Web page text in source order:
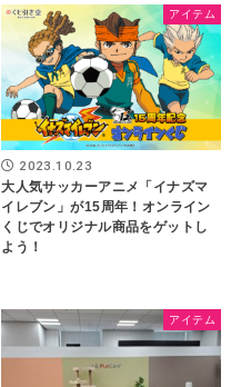
アイテム
2023.10.23
大人気サッカーアニメ「イナズマ
イレブン」が15周年！オンライン
くじでオリジナル商品をゲットし
よう！
アイテム